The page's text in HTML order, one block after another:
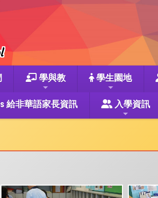
學與教 學生園地
給非華語家長資訊 入學資訊